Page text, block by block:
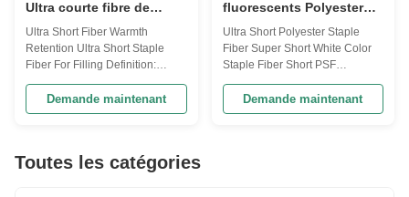
Ultra courte fibre de
rétention de chaleur fibre
de polyester recyclée
pour le remplissage
Ultra Short Fiber Warmth
Retention Ultra Short Staple
Fiber For Filling Definition:
Staple Fiber is a very short cut
PSF. Ultrashort fibers can be
adsorbents, medical materials,
Demande maintenant
fluorescents Polyester
fibre d'accueil blanche 8
mm PSF court pour le
remplissage
Ultra Short Polyester Staple
Fiber Super Short White Color
Staple Fiber Short PSF
Ultrashort fibers Polyester
Staple Fiber is a very short cut
Demande maintenant
Toutes les catégories